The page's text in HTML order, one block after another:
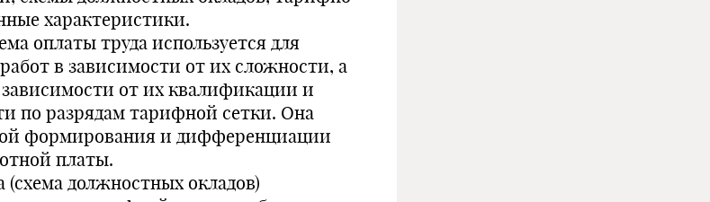
характеристики.
оплаты труда используется для
в зависимости от их сложности, а
от их квалификации и
по разрядам тарифной сетки. Она
формирования и дифференциации
платы.
(схема должностных окладов)